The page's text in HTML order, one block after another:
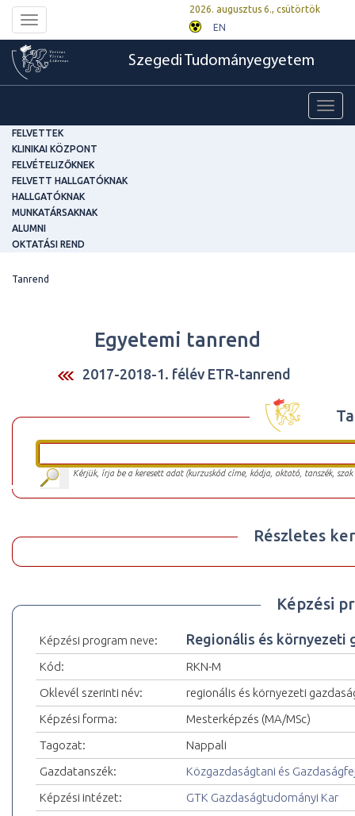
Toggle
navigation
2026. augusztus 6., csütörtök
EN
Szegedi Tudományegyetem
FELVETTEK
KLINIKAI KÖZPONT
FELVÉTELIZŐKNEK
FELVETT HALLGATÓKNAK
HALLGATÓKNAK
MUNKATÁRSAKNAK
ALUMNI
OKTATÁSI REND
Tanrend
Egyetemi tanrend
2017-2018-1. félév ETR-tanrend
Kérjük, írja be a keresett adat (kurzuskód címe, kódja, oktató, tanszék,
Részletes
Képzési
Képzési program neve: Regionális és környezeti
Kód:
RKN-M
Oklevél szerinti név:
regionális és környezeti
Képzési forma:
Mesterképzés (MA/MSc)
Tagozat:
Nappali
Gazdatanszék:
Közgazdaságtani és
Képzési intézet:
GTK Gazdaságtudományi Kar